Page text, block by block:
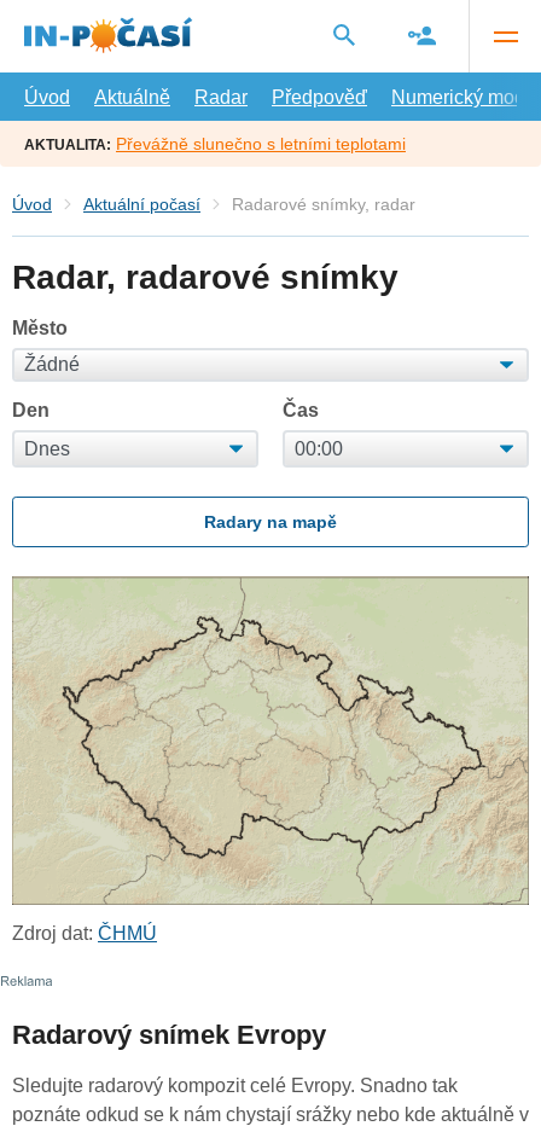
hlavní
Úvod
Aktuálně Radar Předpověď Numerický model
AKTUALITA: Převážně slunečno s letními teplotami
Úvod Aktuální počasí Radarové snímky, radar
Radar, radarové snímky
Město
Den Čas
Radary na mapě
Zdroj dat: ČHMÚ
Radarový snímek Evropy
Sledujte radarový kompozit celé Evropy. Snadno tak
poznáte odkud se k nám chystají srážky nebo kde aktuálně v